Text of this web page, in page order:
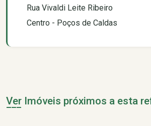
Rua Vivaldi Leite Ribeiro
Centro - Poços de Caldas
Ver Imóveis próximos a esta